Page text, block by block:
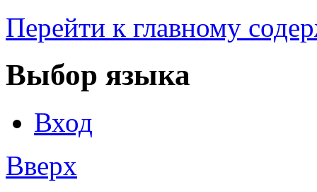
Перейти к главному
Выбор языка
Вход
Вверх